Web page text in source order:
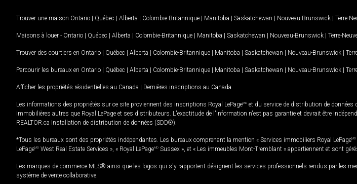
Trouver une maison Ontario | Québec | Alberta | Colombie-Britannique | Manitoba | Saskatchewan | Nouveau-Brunswick | Terre-
Maisons à louer - Ontario | Québec | Alberta | Colombie-Britannique | Manitoba | Saskatchewan | Nouveau-Brunswick | Terre-
Trouver des courtiers en Ontario | Québec | Alberta | Colombie-Britannique | Manitoba | Saskatchewan | Nouveau-Brunswick |
Parcourir les bureaux en Ontario | Québec | Alberta | Colombie-Britannique | Manitoba | Saskatchewan | Nouveau-Brunswick |
Afficher les propriétés résidentielles au Canada | Dernières inscriptions au Canada
Les informations des propriétés sur ce site proviennent des inscriptions Royal LePageMD et du service de distribution de données
immobilières autres que Royal LePage et ses distributeurs. L'exactitude de l'information n'est pas garantie et devrait être
REALTOR.ca Installation de distribution de données (SDD®).
*Tous les bureaux sont des propriétés indépendantes. Les bureaux comprenant la mention « Services immobiliers Royal LePageMD
LePageMD West Real Estate Services », « Royal LePageMD Sussex », et « Les immeubles Mont-Tremblant » appartiennent et sont
Les marques de commerce MLS® ainsi que les logos qui s'y rapportent désignent les services professionnels rendus par les
système de vente collaborative.